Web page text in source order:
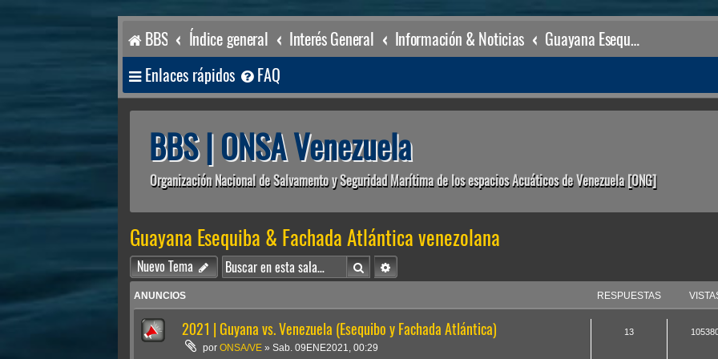
BBS Índice general Interés General Información & Noticias Guayana Esequiba & Fachada Atlántica venezolana
Enlaces rápidos FAQ
BBS | ONSA Venezuela
Organización Nacional de Salvamento y Seguridad Marítima de los espacios Acuáticos de Venezuela [ONG]
Guayana Esequiba & Fachada Atlántica venezolana
Nuevo Tema BuscarBúsqueda avanzada
ANUNCIOS RESPUESTAS
2021 | Guyana vs. Venezuela (Esequibo y Fachada Atlántica)
porONSA/VE »Sab. 09ENE2021, 00:29
13